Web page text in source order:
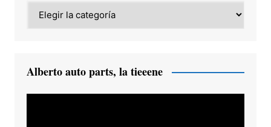
Category
Alberto auto parts, la tieeene